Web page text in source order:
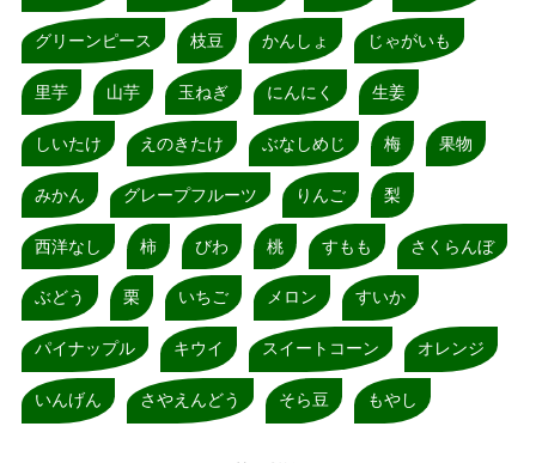
グリーンピース 枝豆 かんしょ じゃがいも
里芋 山芋 玉ねぎ にんにく 生姜
しいたけ えのきたけ ぶなしめじ 梅 果物
みかん グレープフルーツ りんご 梨
西洋なし 柿 びわ 桃 すもも さくらんぼ
ぶどう 栗 いちご メロン すいか
パイナップル キウイ スイートコーン オレンジ
いんげん さやえんどう そら豆 もやし